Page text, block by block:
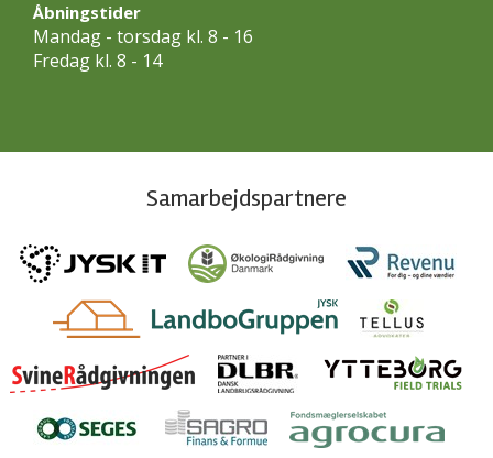
Åbningstider
Mandag - torsdag kl. 8 - 16
Fredag kl. 8 - 14
Samarbejdspartnere